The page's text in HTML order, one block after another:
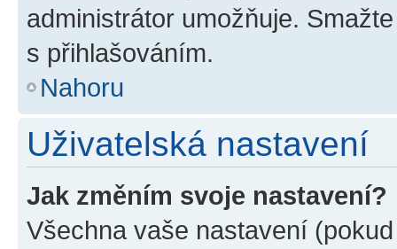
administrátor umožňuje.
s přihlašováním.
Nahoru
Uživatelská nastavení
Jak změním svoje nastavení?
Všechna vaše nastavení